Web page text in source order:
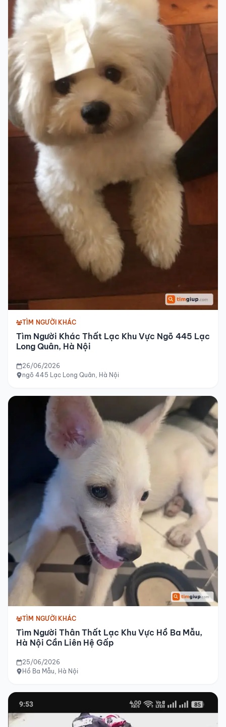
TÌM NGƯỜI KHÁC
Tìm Người Khác Thất Lạc Khu Vực Ngõ 445 Lạc
Long Quân, Hà Nội
26/06/2026
ngõ 445 Lạc Long Quân, Hà Nội
TÌM NGƯỜI KHÁC
Tìm Người Thân Thất Lạc Khu Vực Hồ Ba Mẫu,
Hà Nội Cần Liên Hệ Gấp
25/06/2026
Hồ Ba Mẫu, Hà Nội